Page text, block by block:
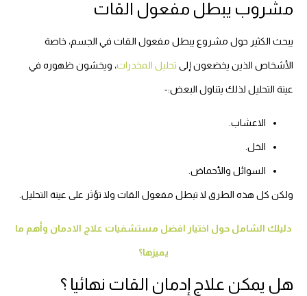
مشروب يبطل مفعول القات
يبحث الكثير حول مشروع يبطل مفعول القات في الجسم، خاصة
الأشخاص الذين يخضعون إلى تحليل المخدرات، ويخشون ظهوره في
عينة التحليل لذلك يتناول البعض:-
الاعشاب.
الخل.
السوائل والأحماض.
ولكن كل هذه الطرق لا تبطل مفعول القات ولا تؤثر على عينة التحليل.
دليلك الشامل حول اختيار افضل مستشفيات علاج الادمان وأهم ما
يميزها؟
هل يمكن علاج إدمان القات نهائيا ؟